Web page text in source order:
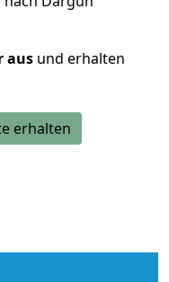
aus und erhalten
erhalten